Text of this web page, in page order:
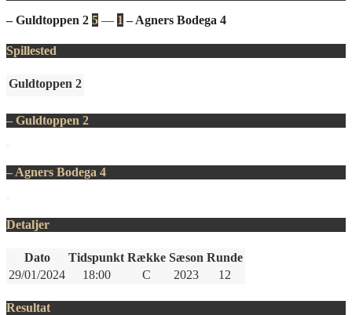
– Guldtoppen 2 5 — 1 – Agners Bodega 4
Spillested
Guldtoppen 2
– Guldtoppen 2
– Agners Bodega 4
Detaljer
Dato Tidspunkt Række Sæson Runde
29/01/2024
18:00 C 2023 12
Resultat